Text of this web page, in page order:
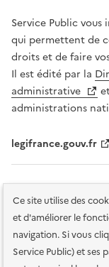
Ce site utilise des
et d'améliorer le
navigation. Si vous
Service Public) et ses
Service Public vous
qui permettent de
droits et de faire
Il est édité par la
administrative
administrations
legifrance.gouv.fr